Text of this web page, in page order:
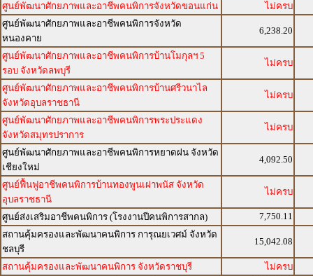
ศูนย์พัฒนาศักยภาพและอาชีพคนพิการจังหวัดขอนแก่น
ไม่ครบ
ศูนย์พัฒนาศักยภาพและอาชีพคนพิการจังหวัด
หนองคาย
6,238.20
ศูนย์พัฒนาศักยภาพและอาชีพคนพิการบ้านโมกุลฯ 5
รอบ จังหวัดลพบุรี
ไม่ครบ
ศูนย์พัฒนาศักยภาพและอาชีพคนพิการบ้านศรีวนาไล
จังหวัดอุบลราชธานี
ไม่ครบ
ศูนย์พัฒนาศักยภาพและอาชีพคนพิการพระประแดง
จังหวัดสมุทรปราการ
ไม่ครบ
ศูนย์พัฒนาศักยภาพและอาชีพคนพิการหยาดฝน จังหวัด
เชียงใหม่
4,092.50
ศูนย์ฟื้นฟูอาชีพคนพิการบ้านทองพูนเผ่าพนัส จังหวัด
อุบลราชธานี
ไม่ครบ
ศูนย์ส่งเสริมอาชีพคนพิการ (โรงงานปีคนพิการสากล)
7,750.11
สถานคุ้มครองและพัฒนาคนพิการ การุณยเวศม์ จังหวัด
ชลบุรี
15,042.08
สถานคุ้มครองและพัฒนาคนพิการ จังหวัดราชบุรี
ไม่ครบ